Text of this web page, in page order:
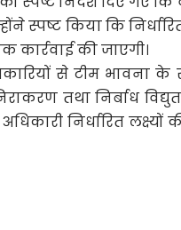
किया कि
कार्रवाई की जाएगी।
से टीम भावना के
तथा निर्बाध
निर्धारित लक्ष्यों